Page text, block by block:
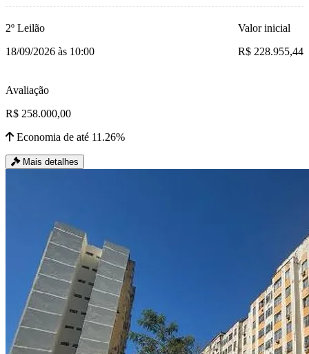
2º Leilão
18/09/2026 às 10:00
Valor inicial
R$ 228.955,44
Avaliação
R$ 258.000,00
Economia de até 11.26%
Mais detalhes